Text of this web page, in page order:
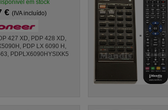
em stock
€ (IVA incluído)
427 XD, PDP 428 XD,
PDP LX 6090 H,
PDPLX6090HYSIXK5